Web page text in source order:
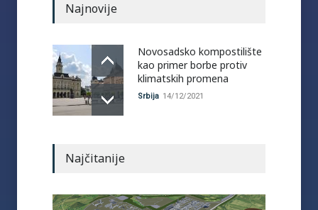
Najnovije
Novosadsko kompostilište
kao primer borbe protiv
klimatskih promena
Srbija 14/12/2021
Najčitanije